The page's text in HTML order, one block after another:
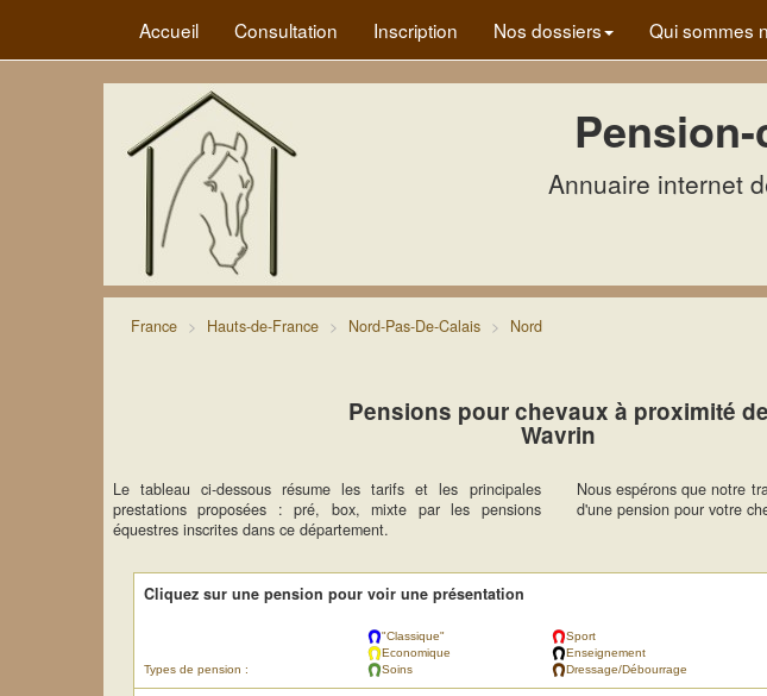
Accueil Consultation Inscription Nos dossiers Qui sommes
Annuaire internet
France Hauts-de-France Nord-Pas-De-Calais Nord
Pensions pour chevaux à proximité de
Wavrin
Le tableau ci-dessous résume les tarifs et les principales
prestations proposées : pré, box, mixte par les pensions
équestres inscrites dans ce département.
Nous espérons que notre
d'une pension pour votre
Cliquez sur une pension pour voir une présentation
Types de pension :
"Classique"
Economique
Soins
Sport
Enseignement
Dressage/Débourrage